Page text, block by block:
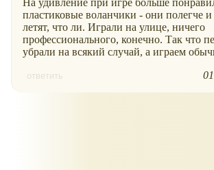
пластиковые воланчики - они полегче
летят, что ли. Играли на улице, ничего
профессионального, конечно. Так что
убрали на всякий случай, а играем
ответить